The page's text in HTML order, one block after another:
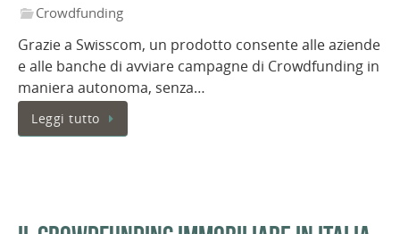
Crowdfunding
Grazie a Swisscom, un prodotto consente alle aziende
e alle banche di avviare campagne di Crowdfunding in
maniera autonoma, senza…
Leggi tutto